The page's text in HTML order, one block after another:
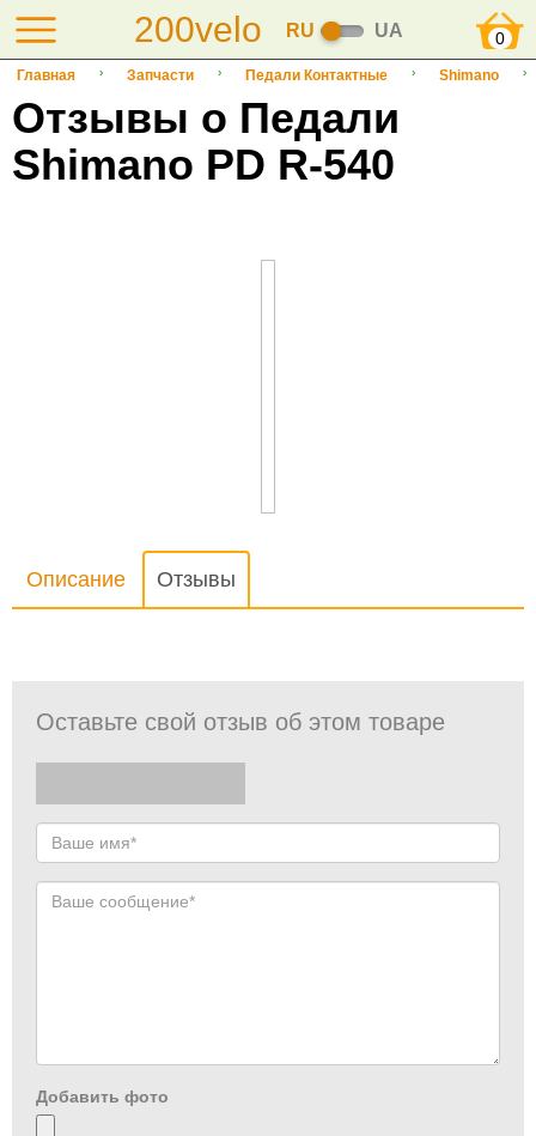
200velo RU UA 0
Главная Запчасти Педали Контактные Shimano
Отзывы о Педали
Shimano PD R-540
Описание Отзывы
Оставьте свой отзыв об этом товаре
Добавить фото